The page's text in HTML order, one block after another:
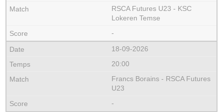
RSCA Futures U23 - KSC
Lokeren Temse
-
18-09-2026
20:00
Francs Borains - RSCA Futures
U23
-